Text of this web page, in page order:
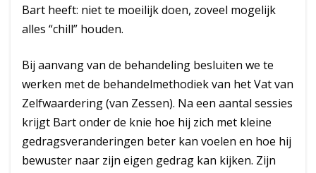
Bart heeft: niet te moeilijk doen, zoveel mogelijk
alles “chill” houden.
Bij aanvang van de behandeling besluiten we te
werken met de behandelmethodiek van het Vat van
Zelfwaardering (van Zessen). Na een aantal sessies
krijgt Bart onder de knie hoe hij zich met kleine
gedragsveranderingen beter kan voelen en hoe hij
bewuster naar zijn eigen gedrag kan kijken. Zijn